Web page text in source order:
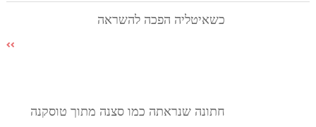
כשאיטליה הפכה להשראה
חתונה שנראתה כמו סצנה מתוך טוסקנה